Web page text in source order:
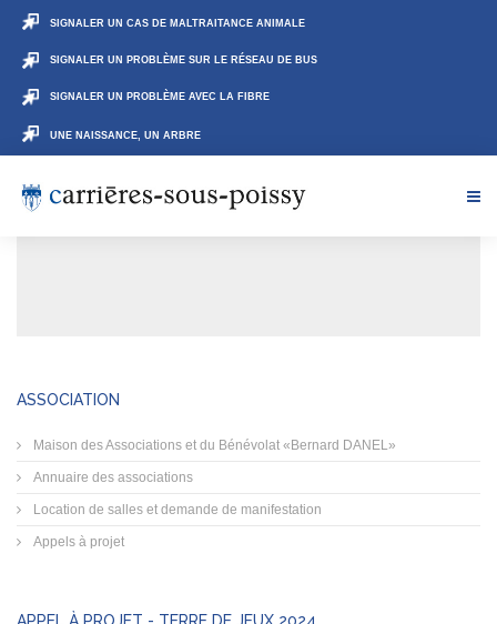
SIGNALER UN CAS DE MALTRAITANCE ANIMALE
SIGNALER UN PROBLÈME SUR LE RÉSEAU DE BUS
SIGNALER UN PROBLÈME AVEC LA FIBRE
UNE NAISSANCE, UN ARBRE
ASSOCIATION
Maison des Associations et du Bénévolat «Bernard DANEL»
Annuaire des associations
Location de salles et demande de manifestation
Appels à projet